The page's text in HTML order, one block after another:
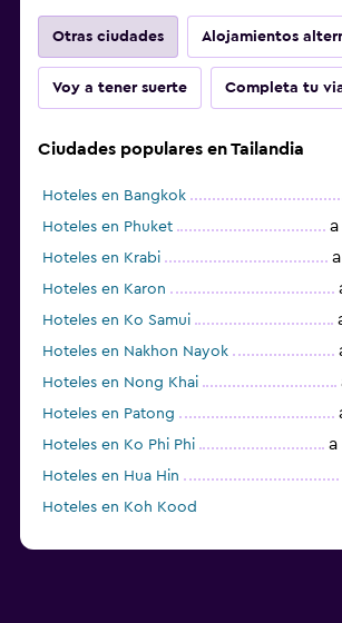
Otras ciudades Alojamientos
Voy a tener suerte Completa tu
Ciudades populares en Tailandia
Hoteles en Bangkok
Hoteles en Phuket
Hoteles en Krabi
Hoteles en Karon
Hoteles en Ko Samui
Hoteles en Nakhon Nayok
Hoteles en Nong Khai
Hoteles en Patong
Hoteles en Ko Phi Phi a
Hoteles en Hua Hin
Hoteles en Koh Kood